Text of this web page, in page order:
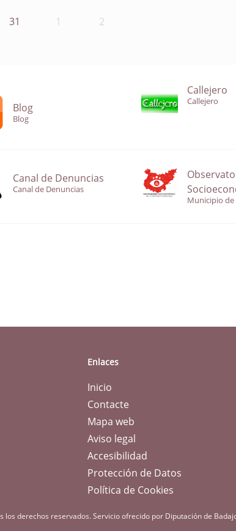
31 1 2
Blog
Blog
Callejero
Callejero
Canal de Denuncias
Canal de Denuncias
Municipio de
Enlaces
Inicio
Contacte
Mapa web
Aviso legal
Accesibilidad
Protección de Datos
Política de Cookies
los derechos reservados.Servicio ofrecido por Diputación de